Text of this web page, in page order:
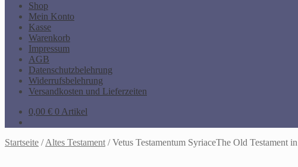
Shop
Mein Konto
Kasse
Warenkorb
Impressum
AGB
Datenschutzbelehrung
Widerrufsbelehrung
Versandkosten und Lieferzeiten
0,00 € 0 Artikel
Startseite /Altes Testament /Vetus Testamentum SyriaceThe Old Testament